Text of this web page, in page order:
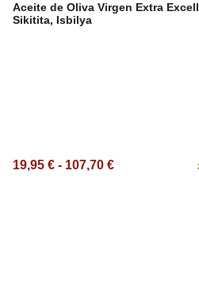
Aceite de Oliva Virgen Extra
Sikitita, Isbilya
19,95 € - 107,70 €